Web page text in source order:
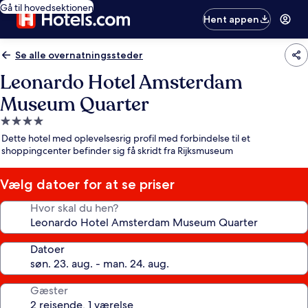
Gå til hovedsektionen
Hent appen
Se alle overnatningssteder
Leonardo Hotel Amsterdam
Museum Quarter
4.0-
stjernet
overnatningssted
Dette hotel med oplevelsesrig profil med forbindelse til et
shoppingcenter befinder sig få skridt fra Rijksmuseum
Vælg datoer for at se priser
Hvor skal du hen?
Datoer
Gæster